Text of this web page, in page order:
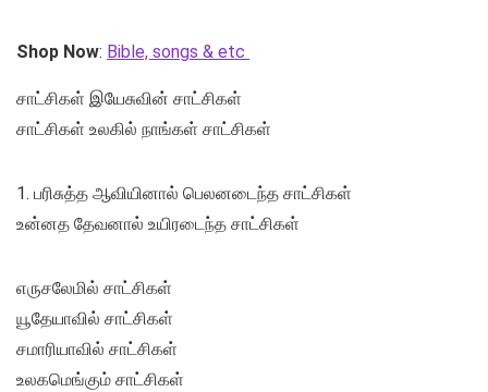
Shop Now: Bible, songs & etc
சாட்சிகள் இயேசுவின் சாட்சிகள்
சாட்சிகள் உலகில் நாங்கள் சாட்சிகள்
1. பரிசுத்த ஆவியினால் பெலனடைந்த சாட்சிகள்
உன்னத தேவனால் உயிரடைந்த சாட்சிகள்
எருசலேமில் சாட்சிகள்
யூதேயாவில் சாட்சிகள்
சமாரியாவில் சாட்சிகள்
உலகமெங்கும் சாட்சிகள்